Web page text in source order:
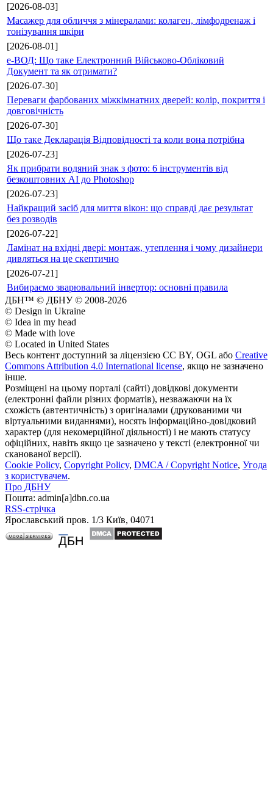
[2026-08-03]
Масажер для обличчя з мінералами: колаген, лімфодренаж і
тонізування шкіри
[2026-08-01]
е-ВОД: Що таке Електронний Військово-Обліковий
Документ та як отримати?
[2026-07-30]
Переваги фарбованих міжкімнатних дверей: колір, покриття і
довговічність
[2026-07-30]
Що таке Декларація Відповідності та коли вона потрібна
[2026-07-23]
Як прибрати водяний знак з фото: 6 інструментів від
безкоштовних AI до Photoshop
[2026-07-23]
Найкращий засіб для миття вікон: що справді дає результат
без розводів
[2026-07-22]
Ламінат на вхідні двері: монтаж, утеплення і чому дизайнери
дивляться на це скептично
[2026-07-21]
Вибираємо зварювальний інвертор: основні правила
ДБН™ © ДБНУ © 2008-2026
© Design in Ukraine
© Idea in my head
© Made with love
© Located in United States
Весь контент доступний за ліцензією CC BY, OGL або Creative
Commons Attribution 4.0 International license, якщо не зазначено
інше.
Розміщені на цьому порталі (сайті) довідкові документи
(електронні файли різних форматів), незважаючи на їх
схожість (автентичність) з оригіналами (друкованими чи
віртуальними виданнями), носять інформаційно-довідковий
характер (для некомерційної діяльності) і не мають статусу
офіційних, навіть якщо це зазначено у тексті (електронної чи
сканованої версії).
Cookie Policy, Copyright Policy, DMCA / Copyright Notice, Угода
з користувачем.
Про ДБНУ
Пошта: admin[а]dbn.co.ua
RSS-стрічка
Ярославський пров. 1/3 Київ, 04071